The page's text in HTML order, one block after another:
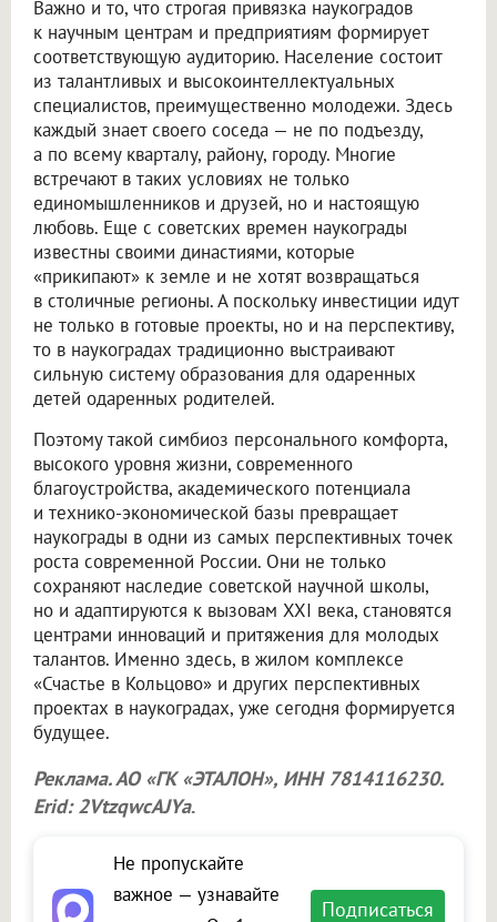
Важно и то, что строгая привязка наукоградов
к научным центрам и предприятиям формирует
соответствующую аудиторию. Население состоит
из талантливых и высокоинтеллектуальных
специалистов, преимущественно молодежи. Здесь
каждый знает своего соседа — не по подъезду,
а по всему кварталу, району, городу. Многие
встречают в таких условиях не только
единомышленников и друзей, но и настоящую
любовь. Еще с советских времен наукограды
известны своими династиями, которые
«прикипают» к земле и не хотят возвращаться
в столичные регионы. А поскольку инвестиции идут
не только в готовые проекты, но и на перспективу,
то в наукоградах традиционно выстраивают
сильную систему образования для одаренных
детей одаренных родителей.
Поэтому такой симбиоз персонального комфорта,
высокого уровня жизни, современного
благоустройства, академического потенциала
и технико-экономической базы превращает
наукограды в одни из самых перспективных точек
роста современной России. Они не только
сохраняют наследие советской научной школы,
но и адаптируются к вызовам XXI века, становятся
центрами инноваций и притяжения для молодых
талантов. Именно здесь, в жилом комплексе
«Счастье в Кольцово» и других перспективных
проектах в наукоградах, уже сегодня формируется
будущее.
Реклама. АО «ГК «ЭТАЛОН», ИНН 7814116230.
Erid: 2VtzqwcAJYa.
Не пропускайте
важное — узнавайте
Подписаться